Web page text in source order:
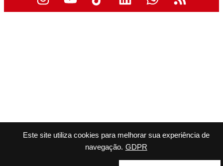
Este site utiliza cookies para melhorar sua experiência de
navegação. GDPR